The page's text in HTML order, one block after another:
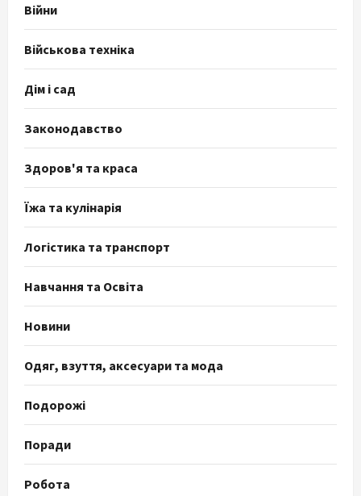
Війни
Військова техніка
Дім і сад
Законодавство
Здоров'я та краса
Їжа та кулінарія
Логістика та транспорт
Навчання та Освіта
Новини
Одяг, взуття, аксесуари та мода
Подорожі
Поради
Робота